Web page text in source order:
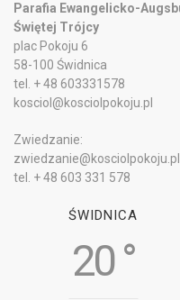
Parafia Ewangelicko-
Świętej Trójcy
plac Pokoju 6
58-100 Świdnica
tel. + 48 603331578
kosciol@kosciolpokoju.pl
Zwiedzanie:
zwiedzanie@kosciolpokoju.pl
tel. + 48 603 331 578
ŚWIDNICA
20 °